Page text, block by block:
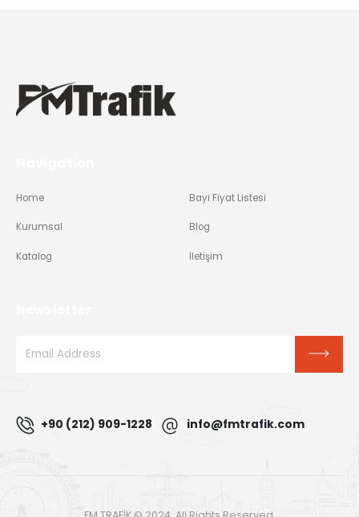
Home
Kurumsal
Katalog
Bayi Fiyat Listesi
Blog
İletişim
+90 (212) 909-1228 info@fmtrafik.com